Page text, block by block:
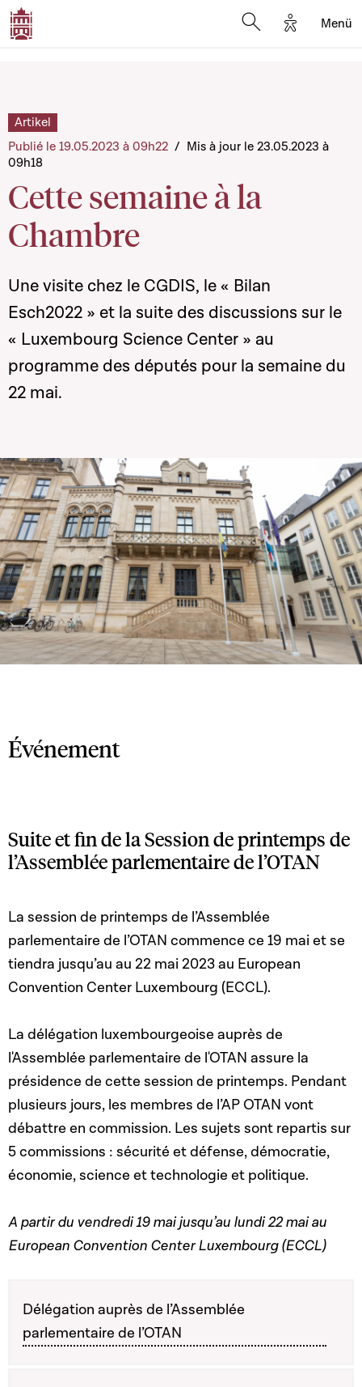
Options
Menü
Cette semaine à la
Chambre
Artikel
Publié le 19.05.2023 à 09h22 / Mis à jour le 23.05.2023 à
09h18
Une visite chez le CGDIS, le « Bilan
Esch2022 » et la suite des discussions sur le
« Luxembourg Science Center » au
programme des députés pour la semaine du
22 mai.
Événement
Suite et fin de la Session de printemps de
l’Assemblée parlementaire de l’OTAN
La session de printemps de l’Assemblée
parlementaire de l’OTAN commence ce 19 mai et se
tiendra jusqu’au au 22 mai 2023 au European
Convention Center Luxembourg (ECCL).
La délégation luxembourgeoise auprès de
l'Assemblée parlementaire de l'OTAN assure la
présidence de cette session de printemps. Pendant
plusieurs jours, les membres de l’AP OTAN vont
débattre en commission. Les sujets sont repartis sur
5 commissions : sécurité et défense, démocratie,
économie, science et technologie et politique.
A partir du vendredi 19 mai jusqu’au lundi 22 mai au
European Convention Center Luxembourg (ECCL)
Délégation auprès de l’Assemblée
parlementaire de l’OTAN